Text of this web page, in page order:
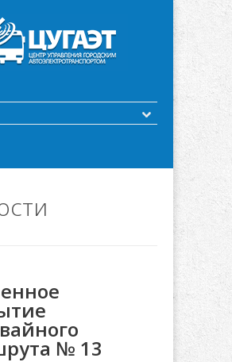
№ 13